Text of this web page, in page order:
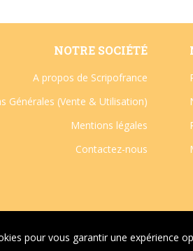
NOTRE SOCIÉTÉ
A propos de Scripofrance
Générales (Vente & Utilisation)
Mentions légales
Contactez-nous
2024-2026 - Site web créé par
pour vous garantir une expérience